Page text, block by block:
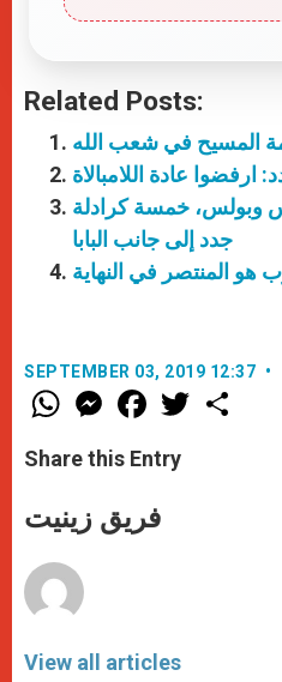
Related Posts:
المسيح في شعب الله
ارفضوا عادة اللامبالاة
وبولس، خمسة كرادلة
جدد إلى جانب البابا
هو المنتصر في النهاية
SEPTEMBER 03, 2019 12:37
W
h
t
s
p
p
M
e
s
e
g
e
F
a
e
b
o
k
w
Share this Entry
فريق زينيت
View all articles